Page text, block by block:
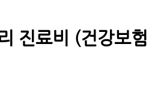
진료비 (건강보